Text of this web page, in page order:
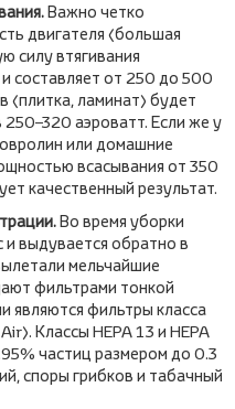
Важно четко
двигателя (большая
силу втягивания
составляет от 250 до 500
(плитка, ламинат) будет
аэроватт. Если же у
или домашние
всасывания от 350
качественный результат.
Во время уборки
выдувается обратно в
мельчайшие
фильтрами тонкой
являются фильтры класса
Классы HEPA 13 и HEPA
частиц размером до 0.3
споры грибков и табачный